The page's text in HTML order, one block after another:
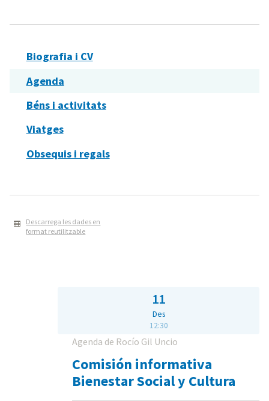
Biografia i CV
Agenda
Béns i activitats
Viatges
Obsequis i regals
Descarrega les dades en
format reutilitzable
11
Des
12:30
Agenda de Rocío Gil Uncio
Comisión informativa
Bienestar Social y Cultura